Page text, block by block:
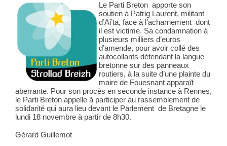
Le Parti Breton apporte son
soutien à Patrig Laurent, militant
d’Ai’ta, face à l’acharnement dont
il est victime. Sa condamnation à
plusieurs milliers d’euros
d’amende, pour avoir collé des
autocollants défendant la langue
bretonne sur des panneaux
routiers, à la suite d’une plainte du
maire de Fouesnant apparaît
aberrante. Pour son procès en seconde instance à Rennes,
le Parti Breton appelle à participer au rassemblement de
solidarité qui aura lieu devant le Parlement de Bretagne le
lundi 18 novembre à partir de 8h30.
Gérard Guillemot